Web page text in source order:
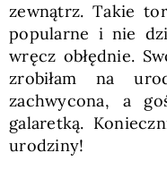
zewnątrz. Takie
popularne i nie
wręcz obłędnie.
zrobiłam na
zachwycona, a
galaretką.
urodziny!